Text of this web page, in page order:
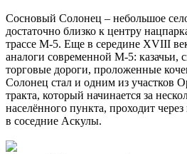
Сосновый Солонец – небольшое
достаточно близко к центру
трассе М-5. Еще в середине XVIII
аналоги современной М-5: казачьи,
торговые дороги, проложенные
Солонец стал и одним из участков
тракта, который начинается за
населённого пункта, проходит
в соседние Аскулы.